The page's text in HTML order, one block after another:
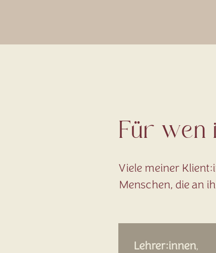
Für wen
Viele meiner
Menschen, die an
Lehrer:innen,